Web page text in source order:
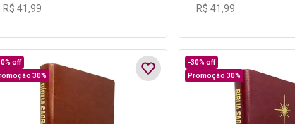
R$ 41 ,99
R$ 41,99
off
30%
-30% off
Promoção 30%